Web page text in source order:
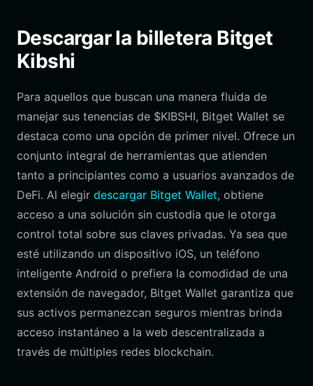
Descargar la billetera Bitget
Kibshi
Para aquellos que buscan una manera fluida de
manejar sus tenencias de $KIBSHI, Bitget Wallet se
destaca como una opción de primer nivel. Ofrece un
conjunto integral de herramientas que atienden
tanto a principiantes como a usuarios avanzados de
DeFi. Al elegir descargar Bitget Wallet, obtiene
acceso a una solución sin custodia que le otorga
control total sobre sus claves privadas. Ya sea que
esté utilizando un dispositivo iOS, un teléfono
inteligente Android o prefiera la comodidad de una
extensión de navegador, Bitget Wallet garantiza que
sus activos permanezcan seguros mientras brinda
acceso instantáneo a la web descentralizada a
través de múltiples redes blockchain.